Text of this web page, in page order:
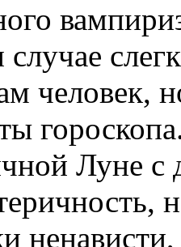
человек,
Луне с